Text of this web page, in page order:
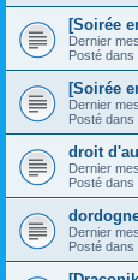
[Soirée
Dernier
Posté dans
[Soirée
Dernier
Posté dans
droit
Dernier
Posté dans
Dernier
Posté dans